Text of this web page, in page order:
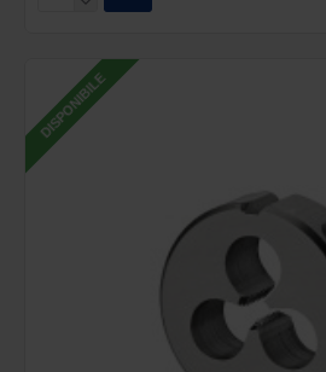
DISPONIBILE